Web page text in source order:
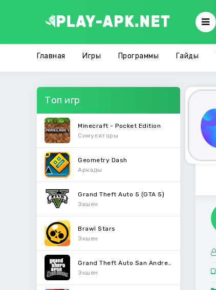
Главная Игры Программы Гайды
Топ игр
Minecraft - Pocket Edition
Симуляторы
Geometry Dash
Аркады
Grand Theft Auto 5 (GTA 5)
Экшен
Brawl Stars
Экшен
Экшен